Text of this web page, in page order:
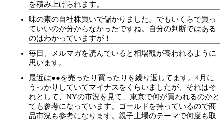
を積み上げられます。
味の素の自社株買いで儲かりました。でもいくらで買っ
ていいのか分からなかったですね。自分の判断ではある
のはわかっていますが！
毎日、メルマガを読んでいると相場観が養われるように
思います。
最近は●●を売ったり買ったりを繰り返してます。4月に
うっかりしていてマイナスをくらいましたが、それはそ
れとして、NYの市況を見て、東京で何が買われるのかと
ても参考になっています。ゴールドを持っているので商
品市況も参考になります。親子上場のテーマで何度も取